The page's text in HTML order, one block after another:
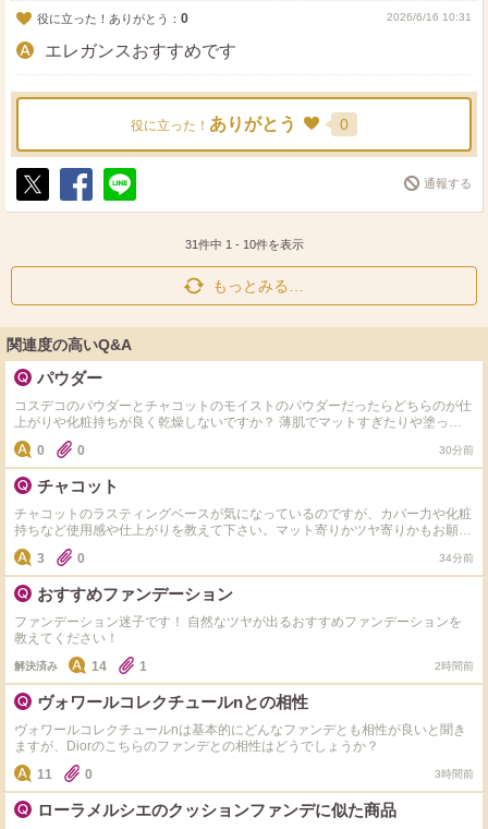
役に立った！ありがとう： 0 2026/6/16 10:31
エレガンスおすすめです
役に立った！ ありがとう 0
ポ
シ
送
通報する
31件中 1 - 10件を表示
もっとみる…
関連度の高いQ&A
パウダー
コスデコのパウダーとチャコットのモイストのパウダーだったらどちらのが仕
上がりや化粧持ちが良く乾燥しないですか？ 薄肌でマットすぎたりや塗った
感が出やすい物は避けてます。粒子が細かく粉っぽくならない方がいいです。
0 0 30分前
チャコット
チャコットのラスティングベースが気になっているのですが、カバー力や化粧
持ちなど使用感や仕上がりを教えて下さい。マット寄りかツヤ寄りかもお願い
します。
3 0 34分前
おすすめファンデーション
ファンデーション迷子です！ 自然なツヤが出るおすすめファンデーションを
教えてください！
解決済み 14 1 2時間前
ヴォワールコレクチュールnとの相性
ヴォワールコレクチュールnは基本的にどんなファンデとも相性が良いと聞き
ますが、Diorのこちらのファンデとの相性はどうでしょうか？
11
0 3時間前
ローラメルシエのクッションファンデに似た商品